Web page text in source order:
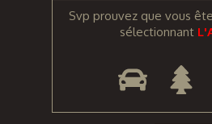
Svp prouvez que vous
sélectionnant